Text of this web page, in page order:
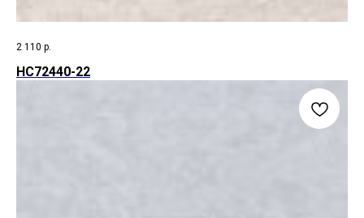
2 110 р.
HC72440-22